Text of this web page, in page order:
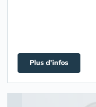
Plus d'infos